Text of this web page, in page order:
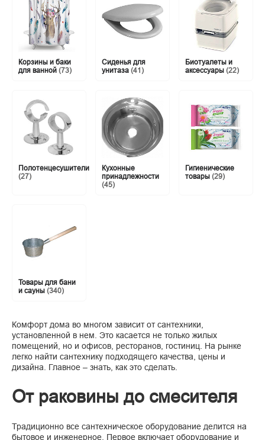
Корзины и баки
для ванной (73)
Сиденья для
унитаза (41)
Биотуалеты и
аксессуары (22)
Полотенцесушители
(27)
Кухонные
принадлежности
(45)
Гигиенические
товары (29)
Товары для бани
и сауны (340)
Комфорт дома во многом зависит от сантехники,
установленной в нем. Это касается не только жилых
помещений, но и офисов, ресторанов, гостиниц. На рынке
легко найти сантехнику подходящего качества, цены и
дизайна. Главное – знать, как это сделать.
От раковины до смесителя
Традиционно все сантехническое оборудование делится на
бытовое и инженерное. Первое включает оборудование и